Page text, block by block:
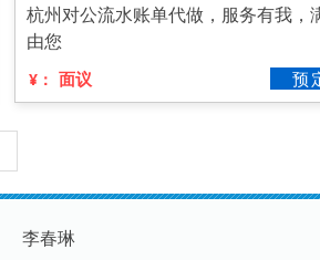
杭州对公流水账单代做，服务有我，
由您
¥： 面议 预
李春琳